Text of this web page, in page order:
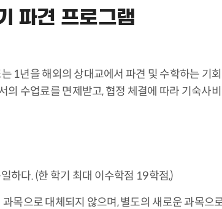
파견 프로그램
1년을 해외의 상대교에서 파견 및 수학하는 기
수업료를 면제받고, 협정 체결에 따라 기숙사
하다. (한 학기 최대 이수학점 19학점,)
목으로 대체되지 않으며, 별도의 새로운 과목으